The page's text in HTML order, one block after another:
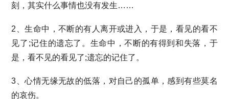
刻，其实什么事情也没有发生……
2、生命中，不断的有人离开或进入，于是，看见的看不
见了;记住的遗忘了。生命中，不断的有得到和失落，于
是，看不见的看见了;遗忘的记住了。
3、心情无缘无故的低落，对自己的孤单，感到有些莫名
的哀伤。